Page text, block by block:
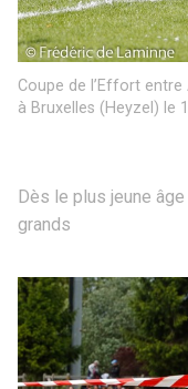
Coupe de l’Effort
à Bruxelles (Heyzel) le
Dès le plus jeune
grands